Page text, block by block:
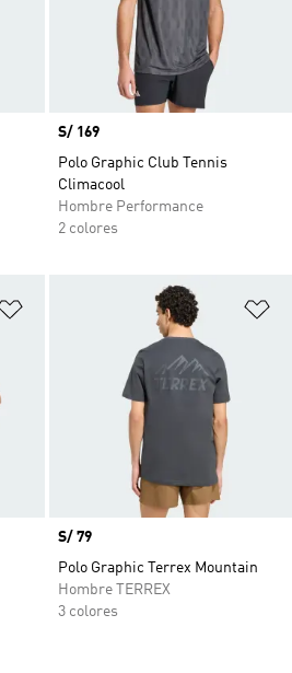
Precio
S/ 169
Polo Graphic Club Tennis
Climacool
Hombre Performance
2 colores
Añadir a la lista de deseos
Precio
S/ 79
Polo Graphic Terrex Mountain
Hombre TERREX
3 colores